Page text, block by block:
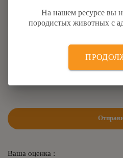
На нашем ресурсе вы
породистых животных с
Ваша оценка :